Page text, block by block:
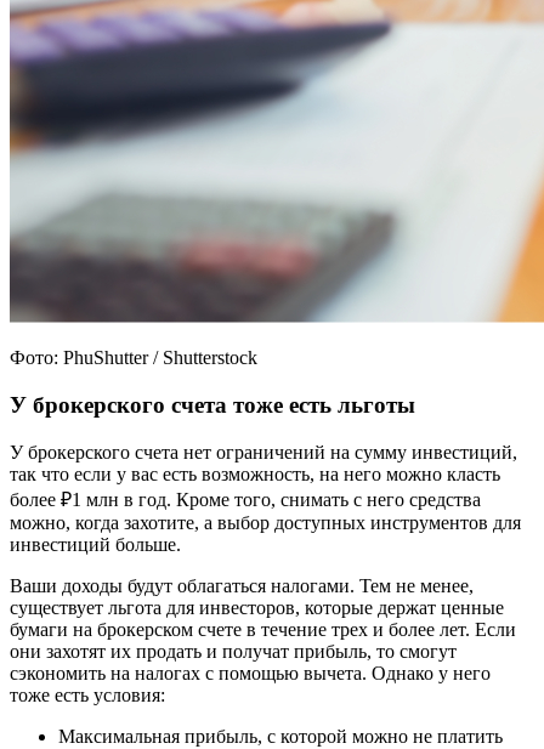
Фото: PhuShutter / Shutterstock
У брокерского счета тоже есть льготы
У брокерского счета нет ограничений на сумму инвестиций,
так что если у вас есть возможность, на него можно класть
более ₽1 млн в год. Кроме того, снимать с него средства
можно, когда захотите, а выбор доступных инструментов для
инвестиций больше.
Ваши доходы будут облагаться налогами. Тем не менее,
существует льгота для инвесторов, которые держат ценные
бумаги на брокерском счете в течение трех и более лет. Если
они захотят их продать и получат прибыль, то смогут
сэкономить на налогах с помощью вычета. Однако у него
тоже есть условия:
Максимальная прибыль, с которой можно не платить